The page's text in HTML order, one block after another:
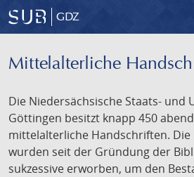
GDZ
Mittelalterliche
Die Niedersächsische Staats-
Göttingen besitzt knapp 450
mittelalterliche Handschriften.
wurden seit der Gründung der
sukzessive erworben, um den